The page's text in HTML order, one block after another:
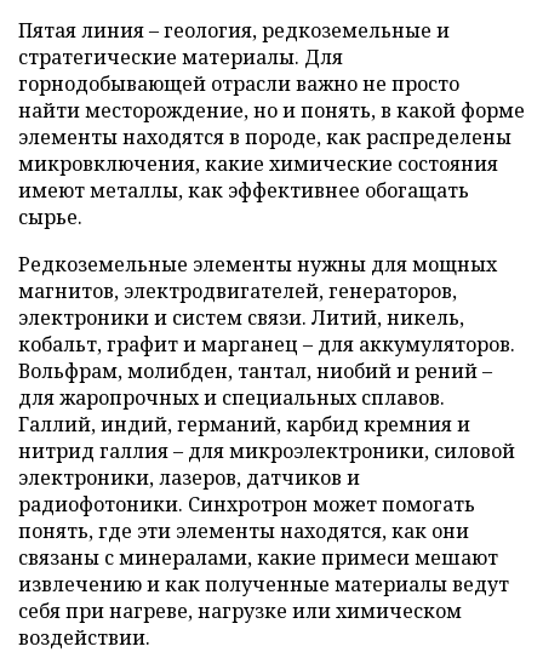
Пятая линия – геология, редкоземельные и
стратегические материалы. Для
горнодобывающей отрасли важно не просто
найти месторождение, но и понять, в какой форме
элементы находятся в породе, как распределены
микровключения, какие химические состояния
имеют металлы, как эффективнее обогащать
сырье.
Редкоземельные элементы нужны для мощных
магнитов, электродвигателей, генераторов,
электроники и систем связи. Литий, никель,
кобальт, графит и марганец – для аккумуляторов.
Вольфрам, молибден, тантал, ниобий и рений –
для жаропрочных и специальных сплавов.
Галлий, индий, германий, карбид кремния и
нитрид галлия – для микроэлектроники, силовой
электроники, лазеров, датчиков и
радиофотоники. Синхротрон может помогать
понять, где эти элементы находятся, как они
связаны с минералами, какие примеси мешают
извлечению и как полученные материалы ведут
себя при нагреве, нагрузке или химическом
воздействии.